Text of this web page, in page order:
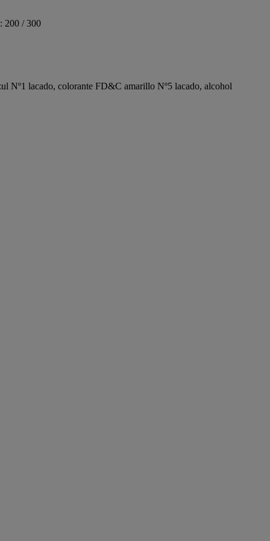
200 / 300
Nº1 lacado, colorante FD&C amarillo Nº5 lacado, alcohol